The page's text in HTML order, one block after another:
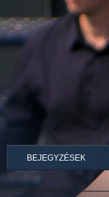
BEJEGYZÉSEK